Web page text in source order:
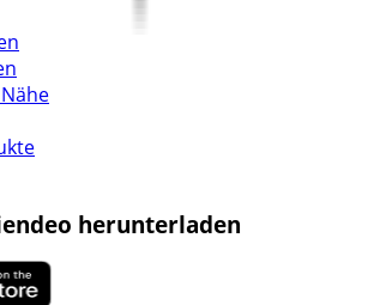
herunterladen